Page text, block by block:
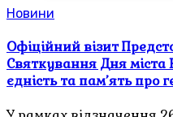
Новини
Офіційний візит
Святкування Дня
єдність та пам’ять про